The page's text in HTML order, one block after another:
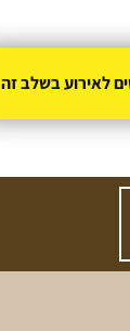
לאירוע בשלב זה